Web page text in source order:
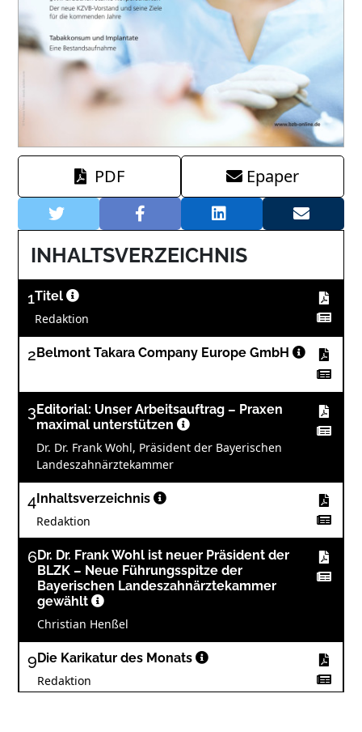
PDF Epaper
INHALTSVERZEICHNIS
1Titel
Redaktion
2 Belmont Takara Company Europe GmbH
3 Editorial: Unser Arbeitsauftrag – Praxen
maximal unterstützen
Dr. Dr. Frank Wohl, Präsident der Bayerischen
Landeszahnärztekammer
4 Inhaltsverzeichnis
Redaktion
6Dr. Dr. Frank Wohl ist neuer Präsident der
BLZK – Neue Führungsspitze der
Bayerischen Landeszahnärztekammer
gewählt
Christian Henßel
9 Die Karikatur des Monats
Redaktion